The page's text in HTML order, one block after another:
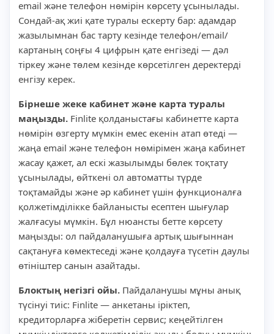
email және телефон нөмірін көрсету ұсынылады.
Сондай-ақ жиі қате туралы ескерту бар: адамдар
жазылымнан бас тарту кезінде телефон/email/
картаның соңғы 4 цифрын қате енгізеді — дәл
тіркеу және төлем кезінде көрсетілген деректерді
енгізу керек.
Бірнеше жеке кабинет және карта туралы
маңызды. Finlite қолданыстағы кабинетте карта
нөмірін өзгерту мүмкін емес екенін атап өтеді —
жаңа email және телефон нөмірімен жаңа кабинет
жасау қажет, ал ескі жазылымды бөлек тоқтату
ұсынылады, өйткені ол автоматты түрде
тоқтамайды және әр кабинет үшін функционалға
қолжетімділікке байланысты есептен шығулар
жалғасуы мүмкін. Бұл нюансты бетте көрсету
маңызды: ол пайдаланушыға артық шығыннан
сақтануға көмектеседі және қолдауға түсетін даулы
өтініштер санын азайтады.
Блоктың негізгі ойы. Пайдаланушы мұны анық
түсінуі тиіс: Finlite — анкетаны іріктеп,
кредиторларға жіберетін сервис; кеңейтілген